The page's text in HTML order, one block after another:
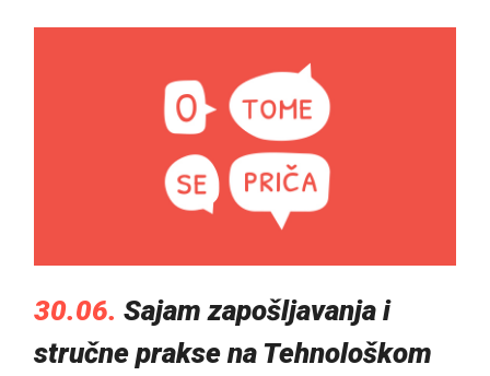
30.06. Sajam zapošljavanja i
stručne prakse na Tehnološkom